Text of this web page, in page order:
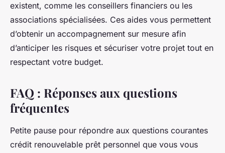
existent, comme les conseillers financiers ou les
associations spécialisées. Ces aides vous permettent
d’obtenir un accompagnement sur mesure afin
d’anticiper les risques et sécuriser votre projet tout en
respectant votre budget.
FAQ : Réponses aux questions
fréquentes
Petite pause pour répondre aux questions courantes
crédit renouvelable prêt personnel que vous vous